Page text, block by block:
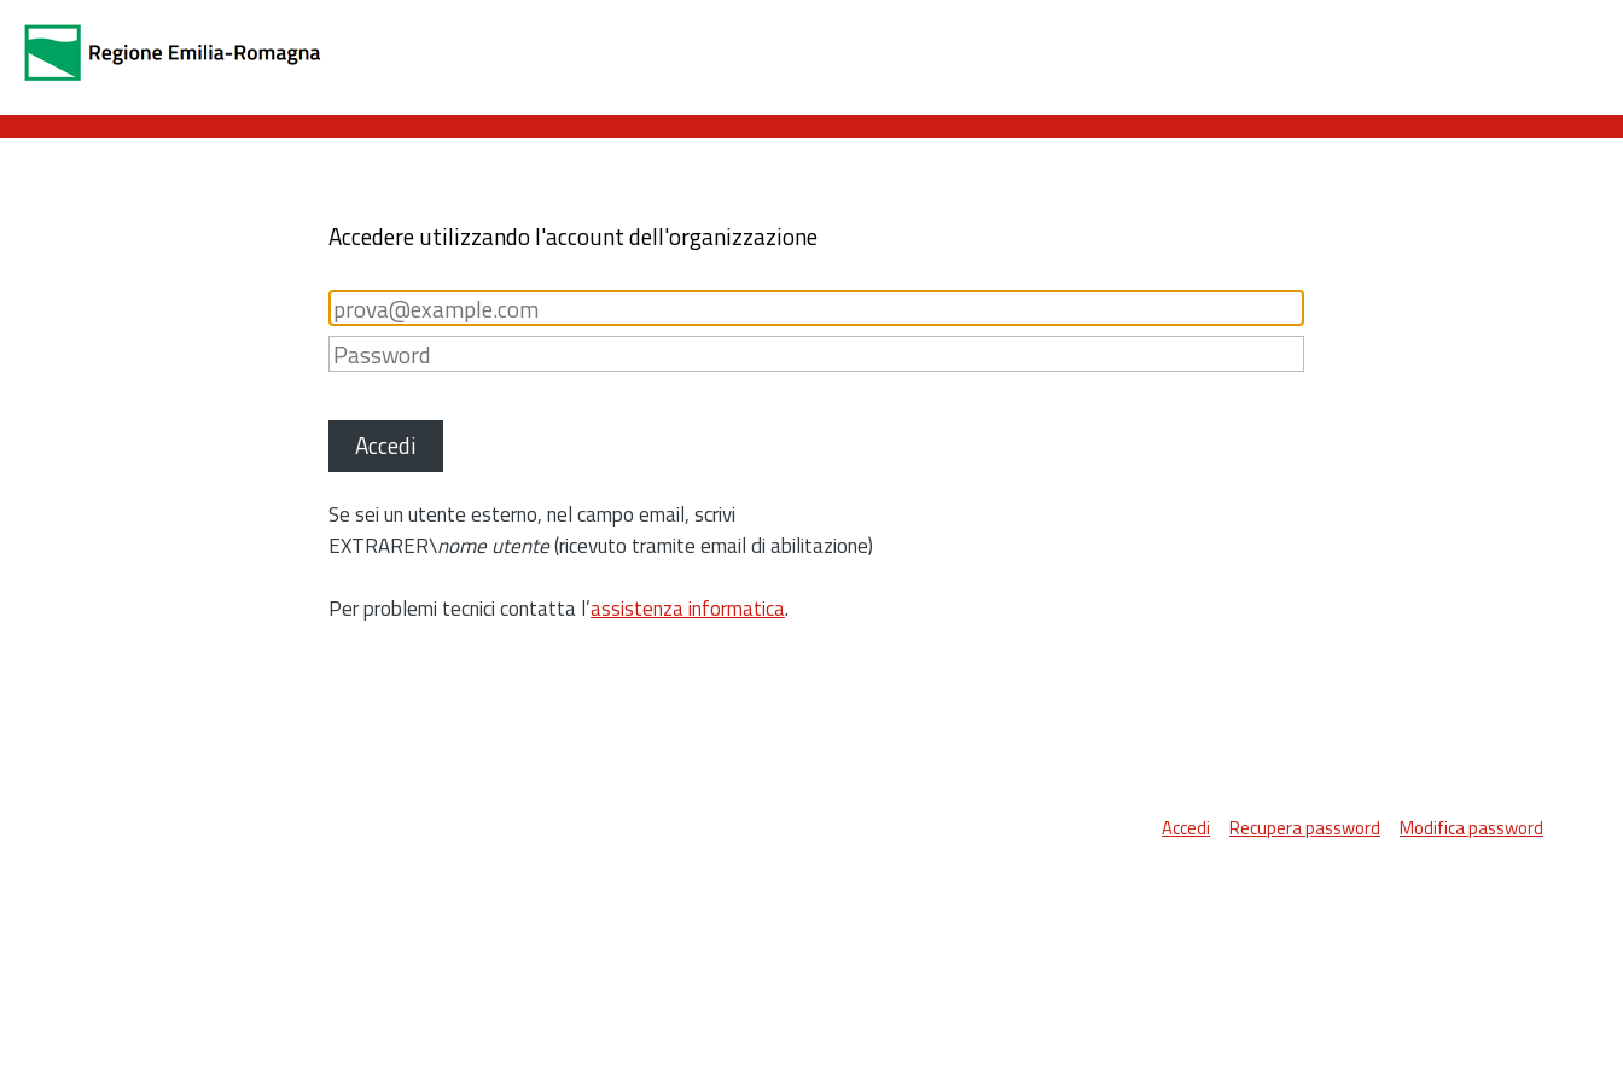
Accedere utilizzando l'account dell'organizzazione
Accedi
Se sei un utente esterno, nel campo email, scrivi
EXTRARER\nome utente(ricevuto tramite email di abilitazione)
Per problemi tecnici contatta l’assistenza informatica.
Accedi Recupera password Modifica password